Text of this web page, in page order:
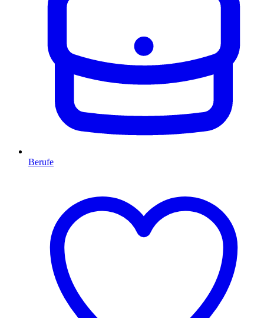
Berufe